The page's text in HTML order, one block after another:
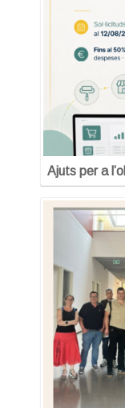
Ajuts per a